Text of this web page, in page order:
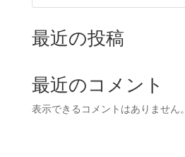
最近の投稿
最近のコメント
表示できるコメントはありません。